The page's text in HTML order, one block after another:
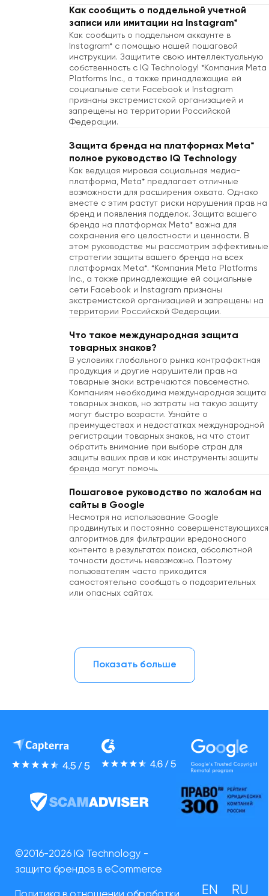
Как сообщить о поддельной учетной
записи или имитации на Instagram*
Как сообщить о поддельном аккаунте в
Instagram* с помощью нашей пошаговой
инструкции. Защитите свою интеллектуальную
собственность с IQ Technology! *Компания Meta
Platforms Inc., а также принадлежащие ей
социальные сети Facebook и Instagram
признаны экстремистской организацией и
запрещены на территории Российской
Федерации.
Защита бренда на платформах Meta*
полное руководство IQ Technology
Как ведущая мировая социальная медиа-
платформа, Meta* предлагает отличные
возможности для расширения охвата. Однако
вместе с этим растут риски нарушения прав на
бренд и появления подделок. Защита вашего
бренда на платформах Meta* важна для
сохранения его целостности и ценности. В
этом руководстве мы рассмотрим эффективные
стратегии защиты вашего бренда на всех
платформах Meta*. *Компания Meta Platforms
Inc., а также принадлежащие ей социальные
сети Facebook и Instagram признаны
экстремистской организацией и запрещены на
территории Российской Федерации.
Что такое международная защита
товарных знаков?
В условиях глобального рынка контрафактная
продукция и другие нарушители прав на
товарные знаки встречаются повсеместно.
Компаниям необходима международная защита
товарных знаков, но затраты на такую защиту
могут быстро возрасти. Узнайте о
преимуществах и недостатках международной
регистрации товарных знаков, на что стоит
обратить внимание при выборе стран для
защиты ваших прав и как инструменты защиты
бренда могут помочь.
Пошаговое руководство по жалобам на
сайты в Google
Несмотря на использование Google
продвинутых и постоянно совершенствующихся
алгоритмов для фильтрации вредоносного
контента в результатах поиска, абсолютной
точности достичь невозможно. Поэтому
пользователям часто приходится
самостоятельно сообщать о подозрительных
или опасных сайтах.
Показать больше
защита брендов в eCommerce
ООО «Ай-Кью ТЕХНОЛОДЖИ»
ИНН 7801419491
Политика в отношении обработки
Согласие на обработку персональных
данных с помощью cookie